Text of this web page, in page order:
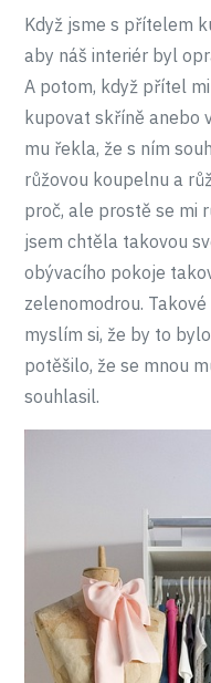
Když jsme s přítelem
aby náš interiér byl
A potom, když přítel
kupovat skříně anebo
mu řekla, že s ním
růžovou koupelnu a
proč, ale prostě se mi
jsem chtěla takovou
obývacího pokoje
zelenomodrou.
myslím si, že by to
potěšilo, že se mnou
souhlasil.